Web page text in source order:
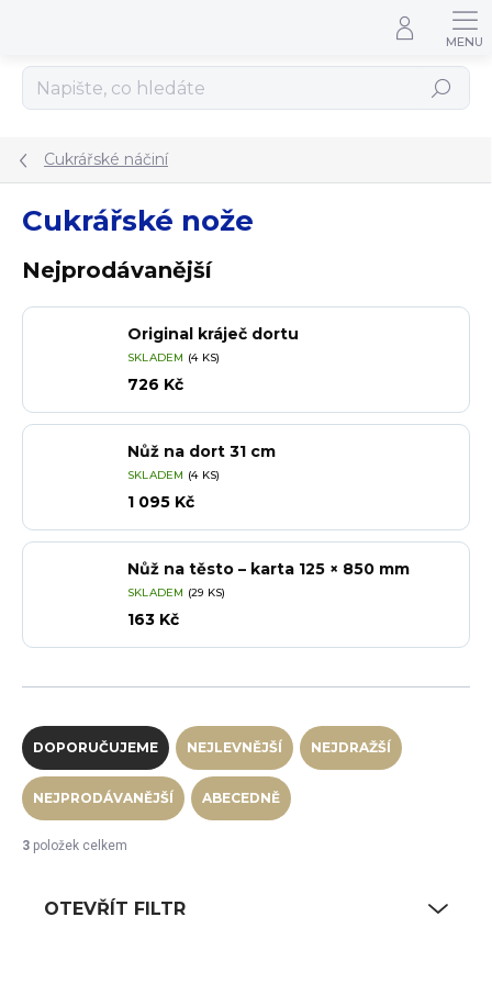
Hledat
Cukrářské náčiní
Cukrářské nože
Nejprodávanější
Original kráječ dortu
SKLADEM (4 KS)
726 Kč
Nůž na dort 31 cm
SKLADEM (4 KS)
1 095 Kč
Nůž na těsto – karta 125 × 850 mm
SKLADEM (29 KS)
163 Kč
Řazení produktů
DOPORUČUJEME NEJLEVNĚJŠÍ NEJDRAŽŠÍ
NEJPRODÁVANĚJŠÍ ABECEDNĚ
3 položek celkem
OTEVŘÍT FILTR